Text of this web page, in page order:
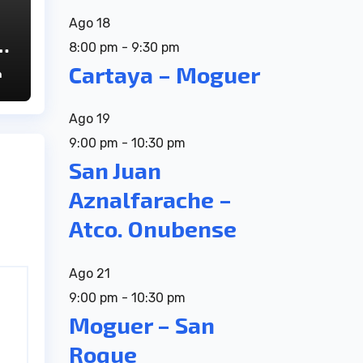
Ago 18
8:00 pm - 9:30 pm
Cartaya – Moguer
Ago 19
9:00 pm - 10:30 pm
San Juan
Aznalfarache –
Atco. Onubense
Ago 21
9:00 pm - 10:30 pm
Moguer – San
Roque